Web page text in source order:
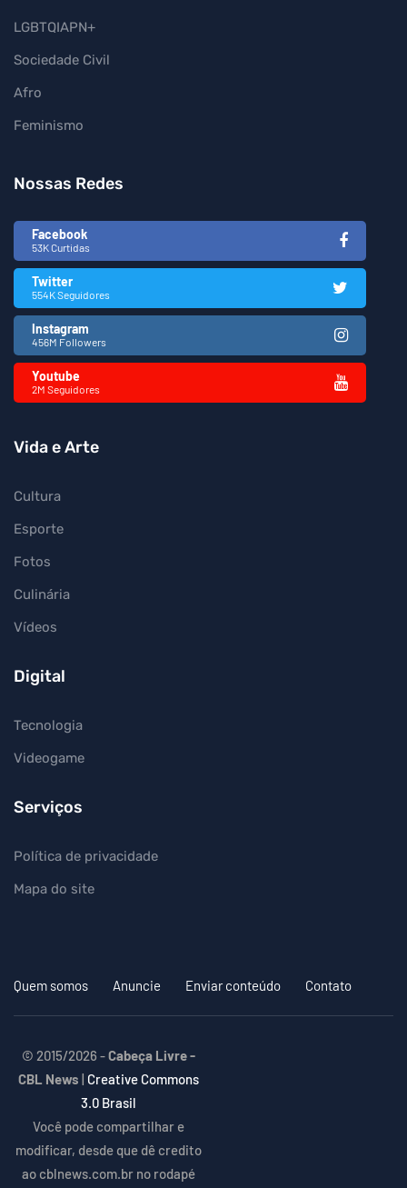
LGBTQIAPN+
Sociedade Civil
Afro
Feminismo
Nossas Redes
Facebook
53K Curtidas
Twitter
554K Seguidores
Instagram
456M Followers
Youtube
2M Seguidores
Vida e Arte
Cultura
Esporte
Fotos
Culinária
Vídeos
Digital
Tecnologia
Videogame
Serviços
Política de privacidade
Mapa do site
Quem somos Anuncie Enviar conteúdo Contato
© 2015/2026 -Cabeça Livre -
CBL News | Creative Commons
3.0 Brasil
Você pode compartilhar e
modificar, desde que dê credito
ao cblnews.com.br no rodapé